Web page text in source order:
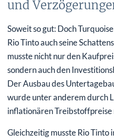
und
Soweit so gut: Doch
Rio Tinto auch seine
musste nicht nur den
sondern auch den
Der Ausbau des
wurde unter anderem durch
inflationären Treibstoffpreise
Gleichzeitig musste Rio Tinto